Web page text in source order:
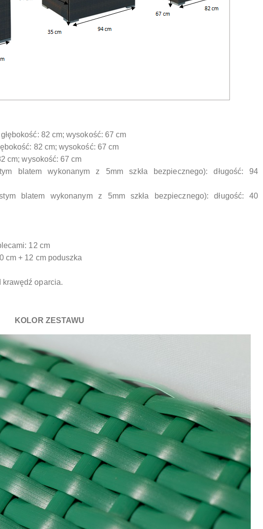
82 cm; wysokość: 67 cm
82 cm; wysokość: 67 cm
cm; wysokość: 67 cm
blatem wykonanym z 5mm szkła bezpiecznego): długość: 94
blatem wykonanym z 5mm szkła bezpiecznego): długość: 40
12 cm
cm + 12 cm poduszka
krawędź oparcia.
KOLOR ZESTAWU